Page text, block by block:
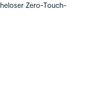
Zero-Touch-